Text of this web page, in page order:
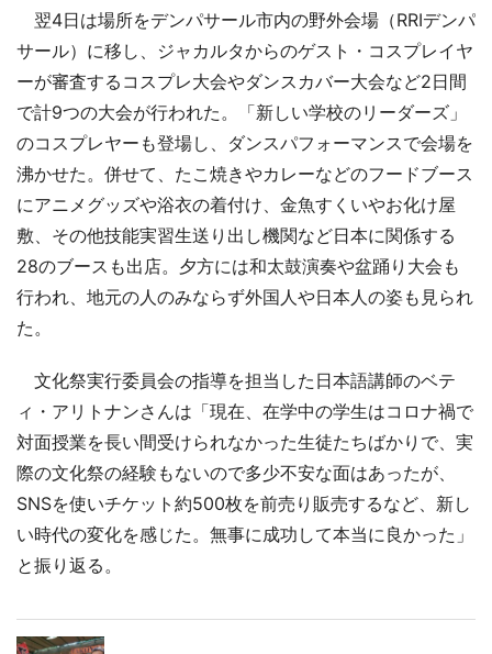
翌4日は場所をデンパサール市内の野外会場（RRIデンパ
サール）に移し、ジャカルタからのゲスト・コスプレイヤ
ーが審査するコスプレ大会やダンスカバー大会など2日間
で計9つの大会が行われた。「新しい学校のリーダーズ」
のコスプレヤーも登場し、ダンスパフォーマンスで会場を
沸かせた。併せて、たこ焼きやカレーなどのフードブース
にアニメグッズや浴衣の着付け、金魚すくいやお化け屋
敷、その他技能実習生送り出し機関など日本に関係する
28のブースも出店。夕方には和太鼓演奏や盆踊り大会も
行われ、地元の人のみならず外国人や日本人の姿も見られ
た。
文化祭実行委員会の指導を担当した日本語講師のベテ
ィ・アリトナンさんは「現在、在学中の学生はコロナ禍で
対面授業を長い間受けられなかった生徒たちばかりで、実
際の文化祭の経験もないので多少不安な面はあったが、
SNSを使いチケット約500枚を前売り販売するなど、新し
い時代の変化を感じた。無事に成功して本当に良かった」
と振り返る。